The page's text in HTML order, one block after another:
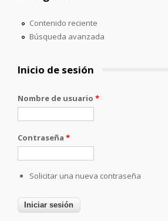
Contenido reciente
Búsqueda avanzada
Inicio de sesión
Nombre de usuario *
Contraseña *
Solicitar una nueva contraseña